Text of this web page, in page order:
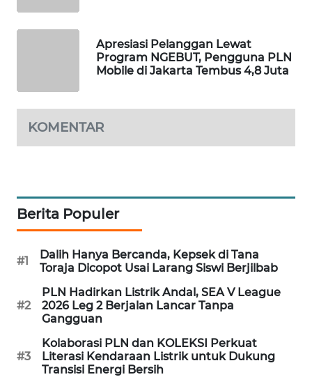
Apresiasi Pelanggan Lewat
Program NGEBUT, Pengguna PLN
Mobile di Jakarta Tembus 4,8 Juta
KOMENTAR
Berita Populer
#1
Dalih Hanya Bercanda, Kepsek di Tana
Toraja Dicopot Usai Larang Siswi Berjilbab
#2
PLN Hadirkan Listrik Andal, SEA V League
2026 Leg 2 Berjalan Lancar Tanpa
Gangguan
#3
Kolaborasi PLN dan KOLEKSI Perkuat
Literasi Kendaraan Listrik untuk Dukung
Transisi Energi Bersih
WAHANANEWS
SELEB
WAHANA
PERSONA
WAHANA
OTOMOTIF